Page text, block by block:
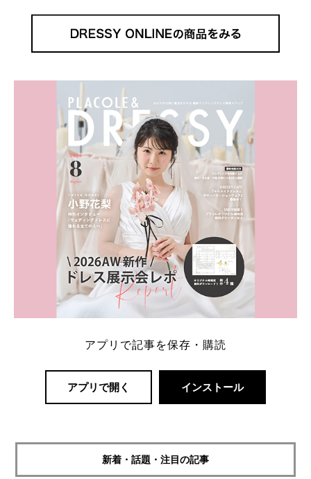
アプリで記事を保存・購読
アプリで開く インストール
新着・話題・注目の記事